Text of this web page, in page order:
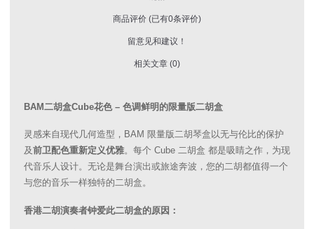
商品评价 (已有0条评价)
留意见和建议！
相关文章 (0)
BAM二胡盒Cube花色 – 色调鲜明的限量版二胡盒
灵感来自现代几何造型，BAM 限量版二胡琴盒以无与伦比的保护
及前卫配色重新定义优雅。每个 Cube 二胡盒 都是吸睛之作，为现
代音乐人设计。无论是舞台演出或旅途奔波，您的二胡都值得一个
与您的音乐一样独特的二胡盒。
香港二胡演奏者钟爱此二胡盒的原因：